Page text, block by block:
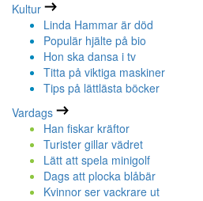
Kultur
Linda Hammar är död
Populär hjälte på bio
Hon ska dansa i tv
Titta på viktiga maskiner
Tips på lättlästa böcker
Vardags
Han fiskar kräftor
Turister gillar vädret
Lätt att spela minigolf
Dags att plocka blåbär
Kvinnor ser vackrare ut